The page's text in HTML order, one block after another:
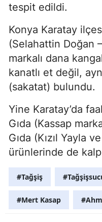
tespit edildi.
Konya Karatay
(Selahattin Doğan
markalı dana
kanatlı et değil,
(sakatat) bulundu.
Yine Karatay’da
Gıda (Kassap
Gıda (Kızıl Yayla
ürünlerinde de
#Tağşiş
#Mert Kasap